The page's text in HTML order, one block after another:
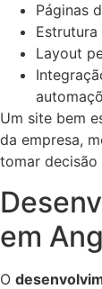
Páginas
Estrutura
Layout
Um site bem
da empresa,
tomar decisão
em
O